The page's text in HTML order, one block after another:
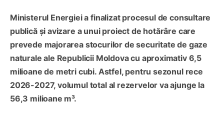
Ministerul Energiei a finalizat procesul de consultare
publică și avizare a unui proiect de hotărâre care
prevede majorarea stocurilor de securitate de gaze
naturale ale Republicii Moldova cu aproximativ 6,5
milioane de metri cubi. Astfel, pentru sezonul rece
2026-2027, volumul total al rezervelor va ajunge la
56,3 milioane m³.